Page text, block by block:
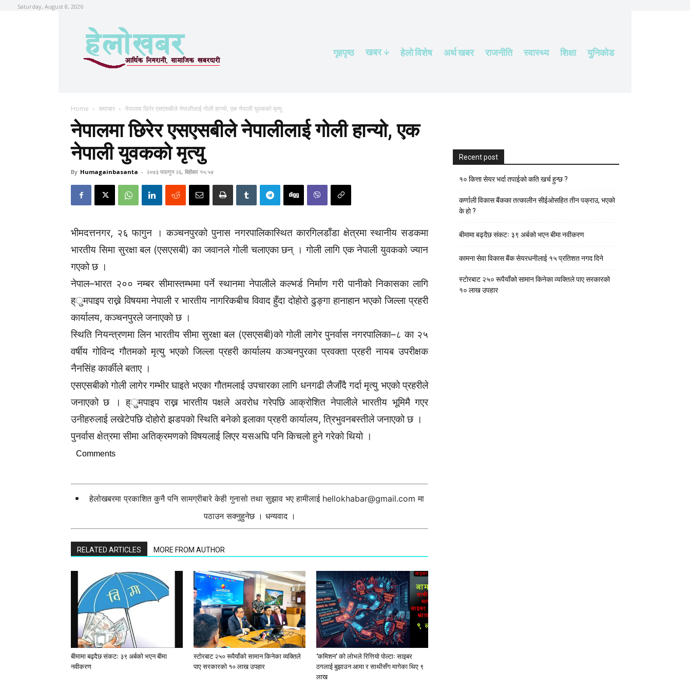
Saturday, August 8, 2026
गृहपृष्ठ खबर हेलाे विशेष अर्थ खबर राजनीति स्वास्थ्य शिक्षा युनिकोड
Home समाचार नेपालमा छिरेर एसएसबीले नेपालीलाई गोली हान्यो, एक नेपाली युवकको मृत्यु
नेपालमा छिरेर एसएसबीले नेपालीलाई गोली हान्यो, एक
नेपाली युवकको मृत्यु
By Humagainbasanta - २०७३ फाल्गुन २६, बिहीबार १५:५४
भीमदत्तनगर, २६ फागुन । कञ्चनपुरको पुनास नगरपालिकास्थित कारगिलडाँडा क्षेत्रमा स्थानीय सडकमा
भारतीय सिमा सुरक्षा बल (एसएसबी) का जवानले गोली चलाएका छन् । गोली लागि एक नेपाली युवकको ज्यान
गएको छ ।
नेपाल–भारत २०० नम्बर सीमास्तम्भमा पर्ने स्थानमा नेपालीले कल्भर्ड निर्माण गरी पानीको निकासका लागि
ह्ुमपाइप राख्ने विषयमा नेपाली र भारतीय नागरिकबीच विवाद हुँदा दोहोरो ढुङ्गा हानाहान भएको जिल्ला प्रहरी
कार्यालय, कञ्चनपुरले जनाएको छ ।
स्थिति नियन्त्रणमा लिन भारतीय सीमा सुरक्षा बल (एसएसबी)को गोली लागेर पुनर्वास नगरपालिका–८ का २५
वर्षीय गोविन्द गौतमको मृत्यु भएको जिल्ला प्रहरी कार्यालय कञ्चनपुरका प्रवक्ता प्रहरी नायब उपरीक्षक
नैनसिंह कार्कीले बताए ।
एसएसबीको गोली लागेर गम्भीर घाइते भएका गौतमलाई उपचारका लागि धनगढी लैजाँदै गर्दा मृत्यु भएको प्रहरीले
जनाएको छ । ह्ुमपाइप राख्न भारतीय पक्षले अवरोध गरेपछि आक्रोशित नेपालीले भारतीय भूमिमै गएर
उनीहरुलाई लखेटेपछि दोहोरो झडपको स्थिति बनेको इलाका प्रहरी कार्यालय, त्रिभुवनबस्तीले जनाएको छ ।
पुनर्वास क्षेत्रमा सीमा अतिक्रमणको विषयलाई लिएर यसअघि पनि किचलो हुने गरेको थियो ।
Comments
हेलोखबरमा प्रकाशित कुनै पनि सामग्रीबारे केही गुनासो तथा सुझाव भए हामीलाई hellokhabar@gmail.com मा
पठाउन सक्नुहुनेछ । धन्यवाद ।
RELATED ARTICLES MORE FROM AUTHOR
बीमामा बढ्दैछ संकटः ३९ अर्बको भएन बीमा
नवीकरण
स्टाेरबाट २५० रूपैयाँको सामान किनेका व्यक्तिले
पाए सरकारको १० लाख उपहार
‘कमिशन’ को लोभले रित्तियो पोल्टाः साइबर
ठगलाई बुझाउन आमा र साथीसँग मागेका थिए ९
लाख
Recent post
१० कित्ता सेयर भर्दा तपाईको कति खर्च हुन्छ ?
कर्णाली विकास बैंकका तत्कालीन सीईओसहित तीन पक्राउ, भएकाे
के हाे ?
बीमामा बढ्दैछ संकटः ३९ अर्बको भएन बीमा नवीकरण
कामना सेवा विकास बैंक सेयरधनीलाई १५ प्रतिशत नगद दिने
स्टाेरबाट २५० रूपैयाँको सामान किनेका व्यक्तिले पाए सरकारको
१० लाख उपहार